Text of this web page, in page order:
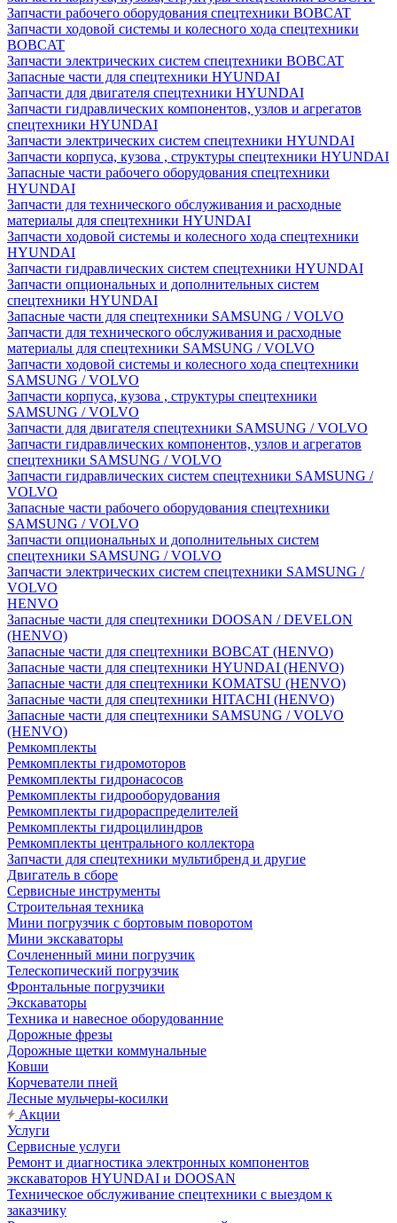
Запчасти рабочего оборудования спецтехники BOBCAT
Запчасти ходовой системы и колесного хода спецтехники
BOBCAT
Запчасти электрических систем спецтехники BOBCAT
Запасные части для спецтехники HYUNDAI
Запчасти для двигателя спецтехники HYUNDAI
Запчасти гидравлических компонентов, узлов и агрегатов
спецтехники HYUNDAI
Запчасти электрических систем спецтехники HYUNDAI
Запчасти корпуса, кузова , структуры спецтехники HYUNDAI
Запасные части рабочего оборудования спецтехники
HYUNDAI
Запчасти для технического обслуживания и расходные
материалы для спецтехники HYUNDAI
Запчасти ходовой системы и колесного хода спецтехники
HYUNDAI
Запчасти гидравлических систем спецтехники HYUNDAI
Запчасти опциональных и дополнительных систем
спецтехники HYUNDAI
Запасные части для спецтехники SAMSUNG / VOLVO
Запчасти для технического обслуживания и расходные
материалы для спецтехники SAMSUNG / VOLVO
Запчасти ходовой системы и колесного хода спецтехники
SAMSUNG / VOLVO
Запчасти корпуса, кузова , структуры спецтехники
SAMSUNG / VOLVO
Запчасти для двигателя спецтехники SAMSUNG / VOLVO
Запчасти гидравлических компонентов, узлов и агрегатов
спецтехники SAMSUNG / VOLVO
Запчасти гидравлических систем спецтехники SAMSUNG /
VOLVO
Запасные части рабочего оборудования спецтехники
SAMSUNG / VOLVO
Запчасти опциональных и дополнительных систем
спецтехники SAMSUNG / VOLVO
Запчасти электрических систем спецтехники SAMSUNG /
VOLVO
HENVO
Запасные части для спецтехники DOOSAN / DEVELON
(HENVO)
Запасные части для спецтехники BOBCAT (HENVO)
Запасные части для спецтехники HYUNDAI (HENVO)
Запасные части для спецтехники KOMATSU (HENVO)
Запасные части для спецтехники HITACHI (HENVO)
Запасные части для спецтехники SAMSUNG / VOLVO
(HENVO)
Ремкомплекты
Ремкомплекты гидромоторов
Ремкомплекты гидронасосов
Ремкомплекты гидрооборудования
Ремкомплекты гидрораспределителей
Ремкомплекты гидроцилиндров
Ремкомплекты центрального коллектора
Запчасти для спецтехники мультибренд и другие
Двигатель в сборе
Сервисные инструменты
Строительная техника
Мини погрузчик с бортовым поворотом
Мини экскаваторы
Сочлененный мини погрузчик
Телескопический погрузчик
Фронтальные погрузчики
Экскаваторы
Техника и навесное оборудованние
Дорожные фрезы
Дорожные щетки коммунальные
Ковши
Корчеватели пней
Лесные мульчеры-косилки
Акции
Услуги
Сервисные услуги
Ремонт и диагностика электронных компонентов
экскаваторов HYUNDAI и DOOSAN
Техническое обслуживание спецтехники с выездом к
заказчику